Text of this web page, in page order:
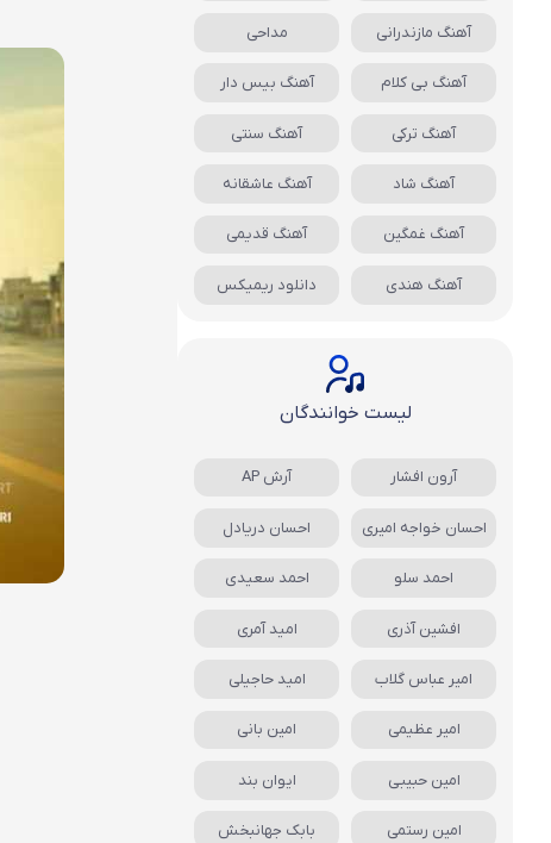
آهنگ مازندرانی مداحی
آهنگ بی کلام آهنگ بیس دار
آهنگ ترکی آهنگ سنتی
آهنگ شاد آهنگ عاشقانه
آهنگ غمگین آهنگ قدیمی
آهنگ هندی دانلود ریمیکس
لیست خوانندگان
آرون افشار آرش AP
احسان خواجه امیری احسان دریادل
احمد سلو احمد سعیدی
افشین آذری امید آمری
امیر عباس گلاب امید حاجیلی
امیر عظیمی امین بانی
امین حبیبی ایوان بند
امین رستمی بابک جهانبخش